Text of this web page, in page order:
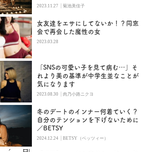
2023.11.27 |菊池美佳子
女友達をエサにしてないか！？同窓
会で再会した魔性の女
2023.03.28
「SNSの可愛い子を見て病む…」そ
れより美の基準が中学生並なことが
気になります
2023.08.30 |肉乃小路ニクヨ
冬のデートのインナー何着ていく？
自分のテンションを下げないために
／BETSY
2024.12.24 |BETSY（ベッツィー）